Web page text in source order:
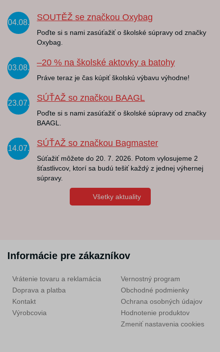
04.08.
SOUTĚŽ se značkou Oxybag
Poďte si s nami zasúťažiť o školské súpravy od značky
Oxybag.
03.08.
–20 % na školské aktovky a batohy
Práve teraz je čas kúpiť školskú výbavu výhodne!
23.07.
SÚŤAŽ so značkou BAAGL
Poďte si s nami zasúťažiť o školské súpravy od značky
BAAGL.
14.07.
SÚŤAŽ so značkou Bagmaster
Súťažiť môžete do 20. 7. 2026. Potom vylosujeme 2
šťastlivcov, ktorí sa budú tešiť každý z jednej výhernej
súpravy.
Všetky aktuality
Informácie pre zákazníkov
Vrátenie tovaru a reklamácia
Doprava a platba
Kontakt
Výrobcovia
Vernostný program
Obchodné podmienky
Ochrana osobných údajov
Hodnotenie produktov
Zmeniť nastavenia cookies